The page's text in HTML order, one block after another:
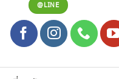
@LINE